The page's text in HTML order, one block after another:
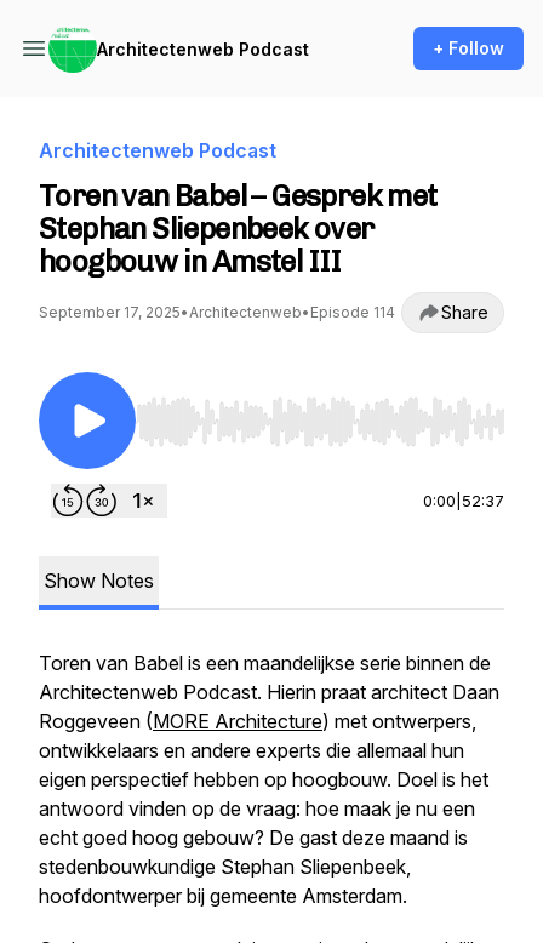
Architectenweb Podcast + Follow
Architectenweb Podcast
Toren van Babel – Gesprek met
Stephan Sliepenbeek over
hoogbouw in Amstel III
September 17, 2025•Architectenweb• Episode 114 Share
Use Left/Right to seek, Home/End to jump to
0:00 52:37
Show Notes
Toren van Babel is een maandelijkse serie binnen de
Architectenweb Podcast. Hierin praat architect Daan
Roggeveen (MORE Architecture) met ontwerpers,
ontwikkelaars en andere experts die allemaal hun
eigen perspectief hebben op hoogbouw. Doel is het
antwoord vinden op de vraag: hoe maak je nu een
echt goed hoog gebouw? De gast deze maand is
stedenbouwkundige Stephan Sliepenbeek,
hoofdontwerper bij gemeente Amsterdam.